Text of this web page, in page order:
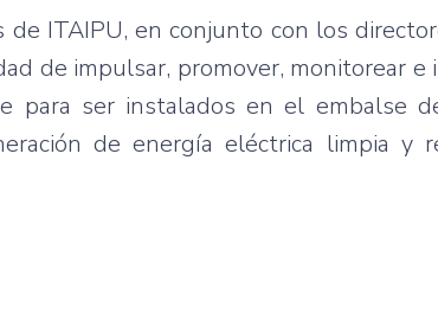
de ITAIPU, en conjunto con los
de impulsar, promover, monitorear e
para ser instalados en el embalse
de energía eléctrica limpia y